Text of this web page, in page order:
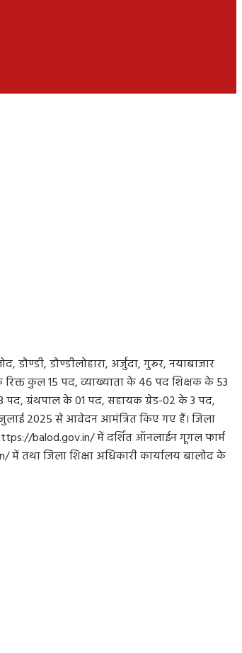
डौण्डी, डौण्डीलोहारा, अर्जुंदा, गुरूर, नयाबाजार
रिक्त कुल 15 पद, व्याख्याता के 46 पद शिक्षक के 53
पद, ग्रंथपाल के 01 पद, सहायक ग्रेड-02 के 3 पद,
2025 से आवेदन आमंत्रित किए गए हैं। जिला
balod.gov.in/ में दर्शित ऑनलाईन गूगल फार्म
तथा जिला शिक्षा अधिकारी कार्यालय बालोद के